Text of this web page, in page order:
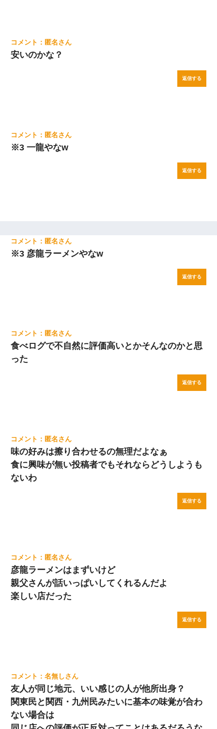
匿名
安いのかな？
返信する
匿名
※3 一龍やなw
返信する
匿名
※3 彦龍ラーメンやなw
返信する
匿名
食べログで不自然に評価高いとかそんなのかと思
った
返信する
匿名
味の好みは擦り合わせるの無理だよなぁ
食に興味が無い投稿者でもそれならどうしようも
ないわ
返信する
匿名
彦龍ラーメンはまずいけど
親父さんが話いっぱいしてくれるんだよ
楽しい店だった
返信する
名無し
友人が同じ地元、いい感じの人が他所出身？
関東民と関西・九州民みたいに基本の味覚が合わ
ない場合は